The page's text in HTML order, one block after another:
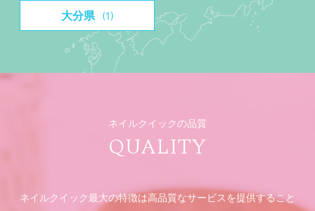
大分県 (1)
ネイルクイックの品質
QUALITY
ネイルクイック最大の特徴は高品質なサービスを提供すること